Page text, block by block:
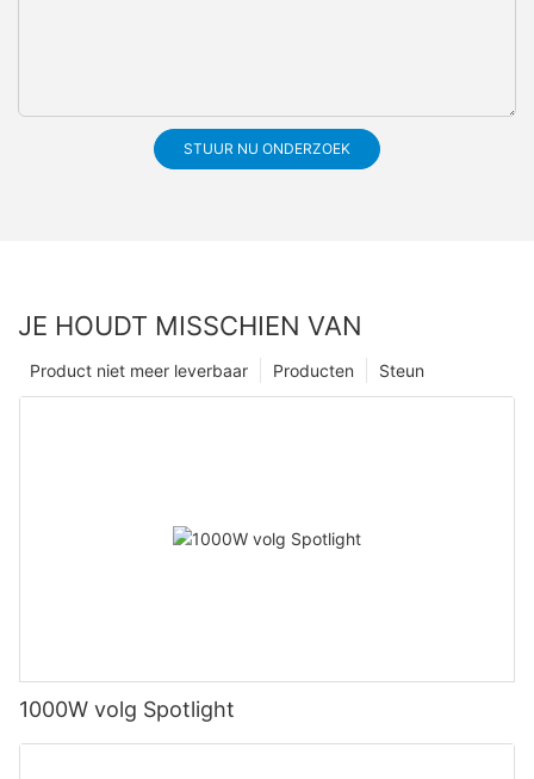
STUUR NU ONDERZOEK
JE HOUDT MISSCHIEN VAN
Steun
Producten
Product niet meer leverbaar
1000W volg Spotlight